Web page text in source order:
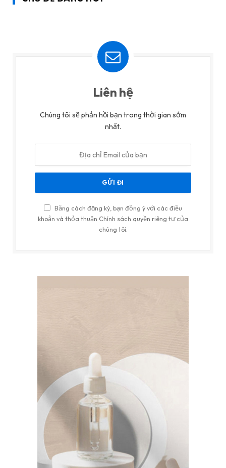
Liên hệ
Chúng tôi sẽ phản hồi bạn trong thời gian sớm
nhất.
Bằng cách đăng ký, bạn đồng ý với các điều
khoản và thỏa thuận Chính sách quyền riêng tư của
chúng tôi.